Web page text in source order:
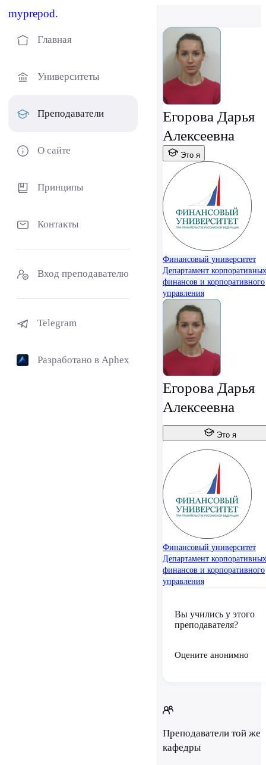
myprepod.
Главная
Университеты
Преподаватели
О сайте
Принципы
Контакты
Вход преподавателю
Telegram
Разработано в Aphex
Егорова Дарья
Алексеевна
Это я
Финансовый университет
Департамент корпоративных
финансов и корпоративного
управления
Егорова Дарья
Алексеевна
Это я
Финансовый университет
Департамент корпоративных
финансов и корпоративного
управления
Вы учились у этого
преподавателя?
Оцените анонимно
Преподаватели той же
кафедры